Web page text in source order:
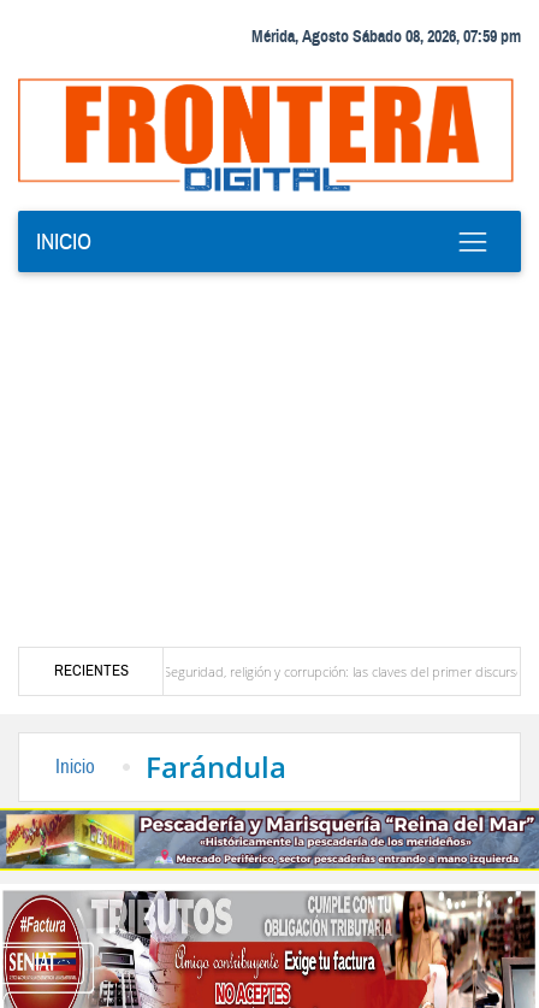
Mérida, Agosto Sábado 08, 2026, 07:59 pm
INICIO
RECIENTES
Seguridad, religión y corrupción: las claves del primer discurso de De la
Inicio Farándula